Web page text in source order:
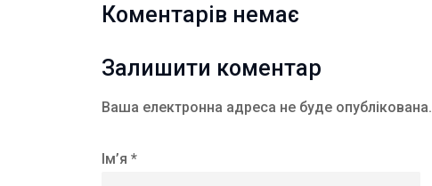
Коментарів немає
Залишити коментар
Ваша електронна адреса не буде опублікована.
Ім’я *